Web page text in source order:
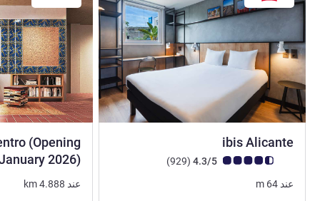
ibis Alicante
ملاحظة أراء العملاء (رأي ALL) (929 أراء
)
عند
m 64
(Opening
2026)
عند km4.888